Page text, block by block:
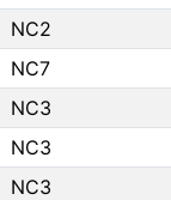
NC2
NC7
NC3
NC3
NC3